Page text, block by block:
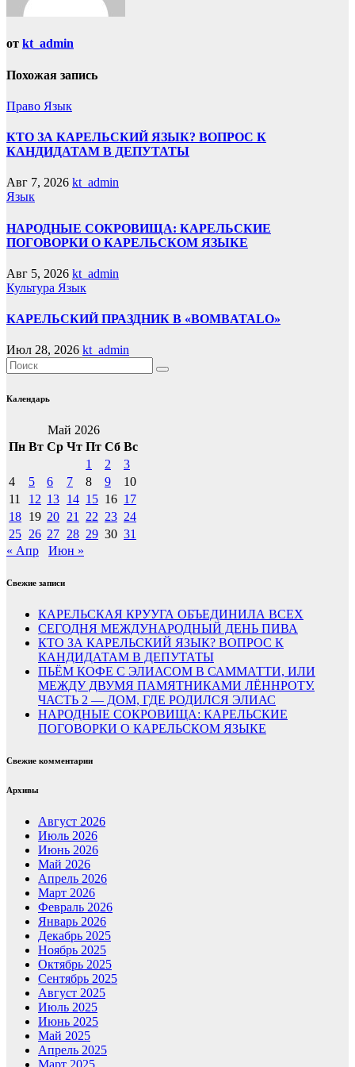
от kt_admin
Похожая запись
Право Язык
КТО ЗА КАРЕЛЬСКИЙ ЯЗЫК? ВОПРОС К
КАНДИДАТАМ В ДЕПУТАТЫ
Авг 7, 2026 kt_admin
Язык
НАРОДНЫЕ СОКРОВИЩА: КАРЕЛЬСКИЕ
ПОГОВОРКИ О КАРЕЛЬСКОМ ЯЗЫКЕ
Авг 5, 2026 kt_admin
Культура Язык
КАРЕЛЬСКИЙ ПРАЗДНИК В «BOMBATALO»
Июл 28, 2026 kt_admin
Календарь
Май 2026
Пн Вт Ср Чт Пт Сб Вс
1
2
3
4
5 6 7 8 9
10
11
12 13 14 15 16 17
18 19 20 21 22 23 24
25 26 27 28 29 30 31
« Апр
Июн »
Свежие записи
КАРЕЛЬСКАЯ КРУУГА ОБЪЕДИНИЛА ВСЕХ
СЕГОДНЯ МЕЖДУНАРОДНЫЙ ДЕНЬ ПИВА
КТО ЗА КАРЕЛЬСКИЙ ЯЗЫК? ВОПРОС К
КАНДИДАТАМ В ДЕПУТАТЫ
ПЬЁМ КОФЕ С ЭЛИАСОМ В САММАТТИ, ИЛИ
МЕЖДУ ДВУМЯ ПАМЯТНИКАМИ ЛЁННРОТУ.
ЧАСТЬ 2 — ДОМ, ГДЕ РОДИЛСЯ ЭЛИАС
НАРОДНЫЕ СОКРОВИЩА: КАРЕЛЬСКИЕ
ПОГОВОРКИ О КАРЕЛЬСКОМ ЯЗЫКЕ
Свежие комментарии
Архивы
Август 2026
Июль 2026
Июнь 2026
Май 2026
Апрель 2026
Март 2026
Февраль 2026
Январь 2026
Декабрь 2025
Ноябрь 2025
Октябрь 2025
Сентябрь 2025
Август 2025
Июль 2025
Июнь 2025
Май 2025
Апрель 2025